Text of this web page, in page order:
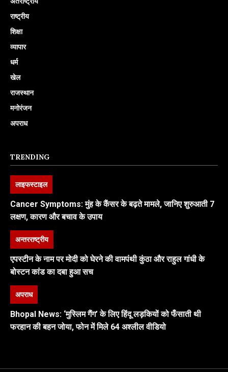
राष्ट्रीय
शिक्षा
व्यापार
धर्म
खेल
राजस्थान
मनोरंजन
अपराध
TRENDING
लाइफस्टाइल
Cancer Symptoms: मुंह के कैंसर के बढ़ते मामले, जानिए शुरुआती 7
लक्षण, कारण और बचाव के उपाय
अन्तरराष्ट्रीय
एपस्टीन के नाम पर मोदी को घेरने की वामपंथी कुंठा और राहुल गांधी के
बोस्टन कांड का दबा हुआ सच
अपराध
Bhopal News: ‘मुस्लिम गैंग’ के लिए हिंदू लड़कियों को फँसाती थी
फरहान की बहन जोया, फोन में मिले 64 अश्लील वीडियो